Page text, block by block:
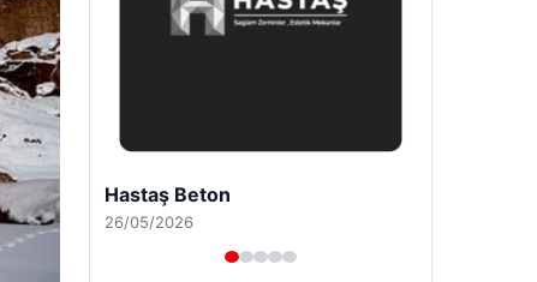
Enes Kaplan Avukatlık Bürosu
28/04/2026